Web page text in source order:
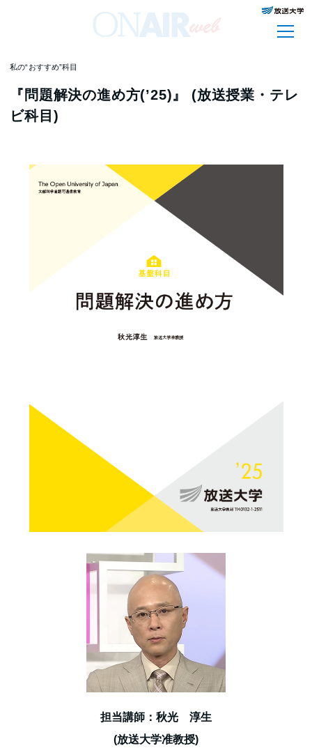
私の“おすすめ”科目
『問題解決の進め方(’25)』 (放送授業・テレ
ビ科目)
担当講師：秋光 淳生
(放送大学准教授)